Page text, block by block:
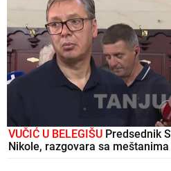
VUČIĆ U BELEGIŠU Predsednik
Nikole, razgovara sa meštanima